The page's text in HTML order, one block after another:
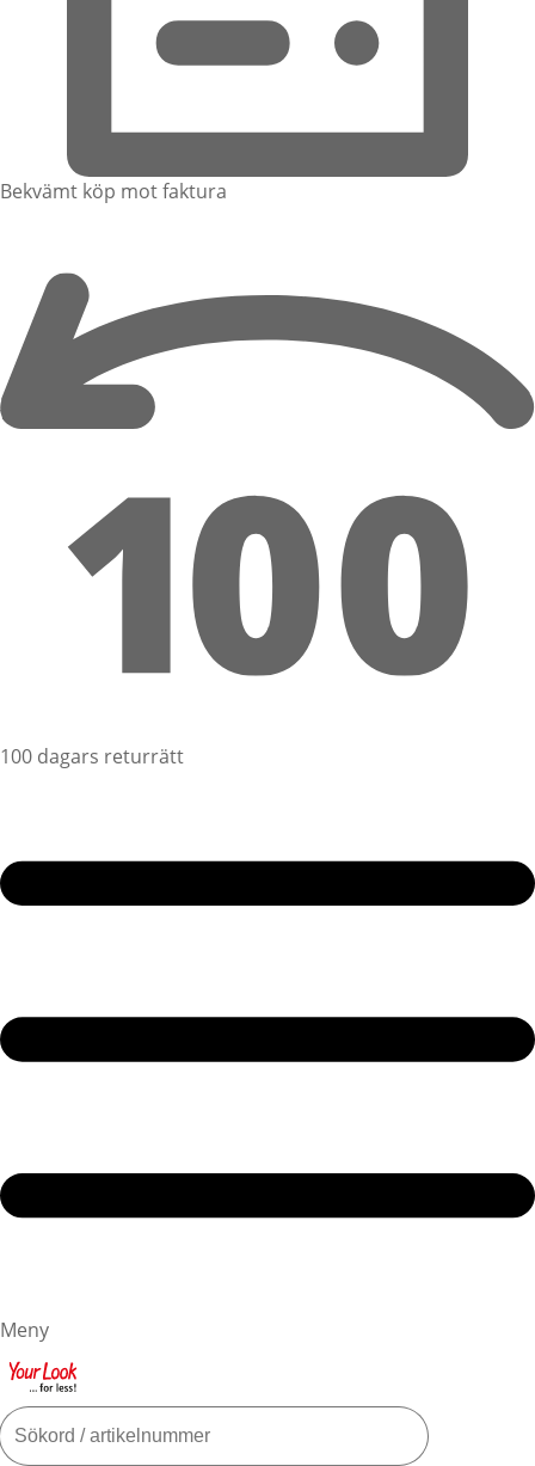
Bekvämt köp mot faktura
100 dagars returrätt
Meny